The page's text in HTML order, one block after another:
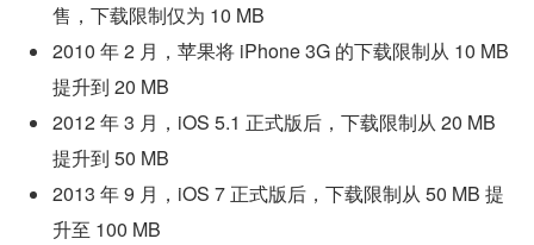
售，下载限制仅为 10 MB
2010 年 2 月，苹果将 iPhone 3G 的下载限制从 10 MB
提升到 20 MB
2012 年 3 月，iOS 5.1 正式版后，下载限制从 20 MB
提升到 50 MB
2013 年 9 月，iOS 7 正式版后，下载限制从 50 MB 提
升至 100 MB